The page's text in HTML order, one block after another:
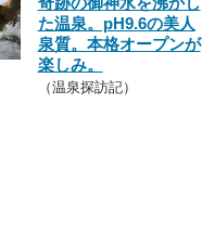
た温泉。pH9.6の美人
泉質。本格オープンが
楽しみ。
（温泉探訪記）